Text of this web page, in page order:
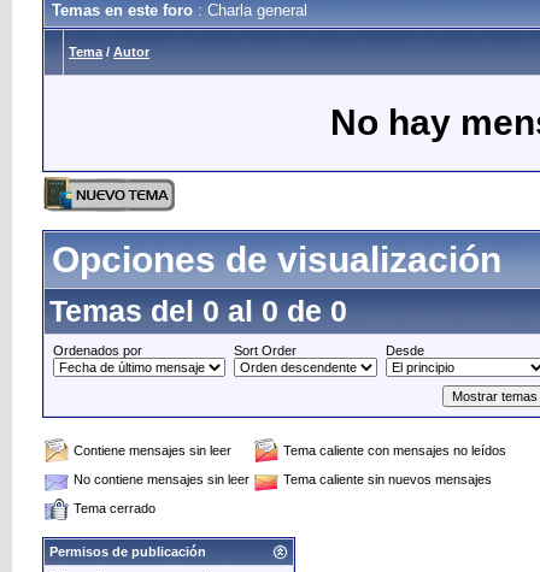
Temas en este foro : Charla general
Tema / Autor
No hay
Opciones de visualización
Temas del 0 al 0 de 0
Ordenados por Sort Order Desde
Contiene mensajes sin leer
Tema caliente con mensajes no leídos
No contiene mensajes sin leer
Tema caliente sin nuevos mensajes
Tema cerrado
Permisos de publicación